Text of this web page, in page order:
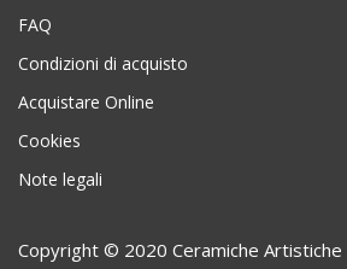
FAQ
Condizioni di acquisto
Acquistare Online
Cookies
Note legali
Copyright © 2020 Ceramiche Artistiche